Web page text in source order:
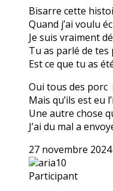
Bisarre cette
Quand j’ai voulu
Je suis vraiment
Tu as parlé de tes
Est ce que tu as
Oui tous des porc
Mais qu’ils est eu
Une autre chose
J’ai du mal a
27 novembre
aria10
Participant